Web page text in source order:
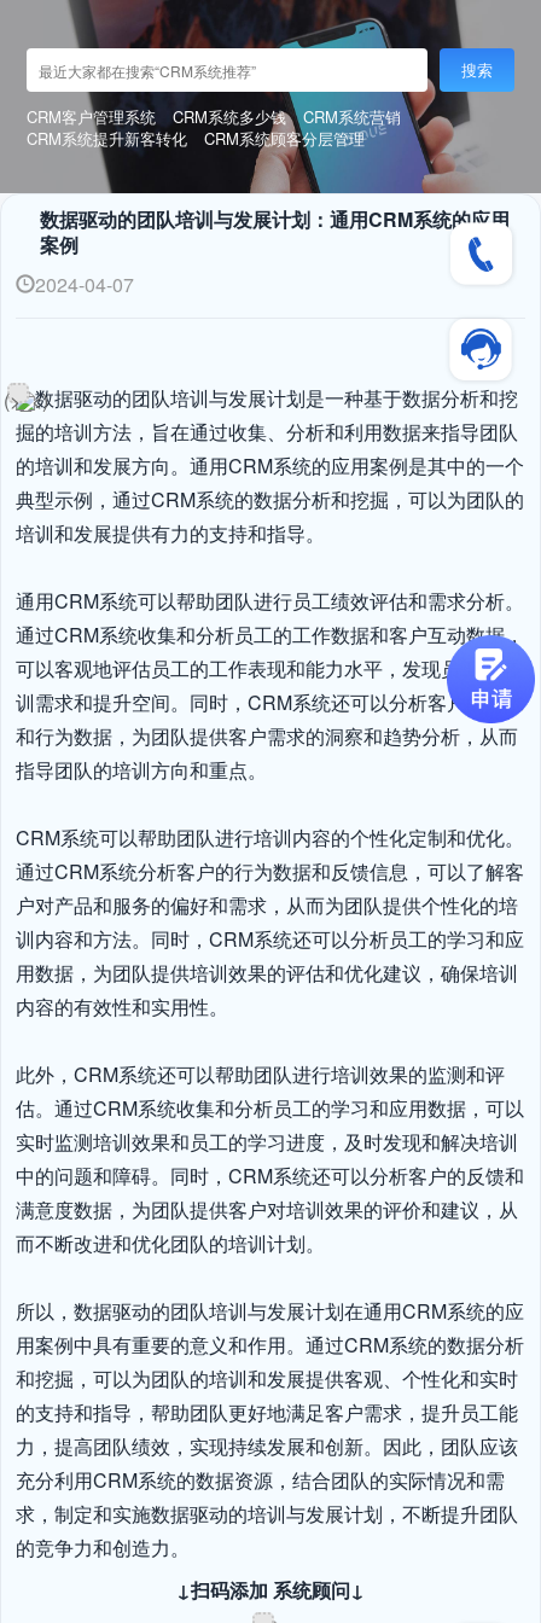
搜索
CRM客户管理系统 CRM系统多少钱
CRM系统营销
CRM系统提升新客转化
CRM系统顾客分层管理
数据驱动的团队培训与发展计划：通用CRM系统的应用
案例
2024-04-07
数据驱动的团队培训与发展计划是一种基于数据分析和挖
掘的培训方法，旨在通过收集、分析和利用数据来指导团队
的培训和发展方向。通用CRM系统的应用案例是其中的一个
典型示例，通过CRM系统的数据分析和挖掘，可以为团队的
培训和发展提供有力的支持和指导。
通用CRM系统可以帮助团队进行员工绩效评估和需求分析。
通过CRM系统收集和分析员工的工作数据和客户互动数据，
可以客观地评估员工的工作表现和能力水平，发现员工的培
训需求和提升空间。同时，CRM系统还可以分析客户的需求
和行为数据，为团队提供客户需求的洞察和趋势分析，从而
指导团队的培训方向和重点。
CRM系统可以帮助团队进行培训内容的个性化定制和优化。
通过CRM系统分析客户的行为数据和反馈信息，可以了解客
户对产品和服务的偏好和需求，从而为团队提供个性化的培
训内容和方法。同时，CRM系统还可以分析员工的学习和应
用数据，为团队提供培训效果的评估和优化建议，确保培训
内容的有效性和实用性。
此外，CRM系统还可以帮助团队进行培训效果的监测和评
估。通过CRM系统收集和分析员工的学习和应用数据，可以
实时监测培训效果和员工的学习进度，及时发现和解决培训
中的问题和障碍。同时，CRM系统还可以分析客户的反馈和
满意度数据，为团队提供客户对培训效果的评价和建议，从
而不断改进和优化团队的培训计划。
所以，数据驱动的团队培训与发展计划在通用CRM系统的应
用案例中具有重要的意义和作用。通过CRM系统的数据分析
和挖掘，可以为团队的培训和发展提供客观、个性化和实时
的支持和指导，帮助团队更好地满足客户需求，提升员工能
力，提高团队绩效，实现持续发展和创新。因此，团队应该
充分利用CRM系统的数据资源，结合团队的实际情况和需
求，制定和实施数据驱动的培训与发展计划，不断提升团队
的竞争力和创造力。
↓扫码添加 系统顾问↓